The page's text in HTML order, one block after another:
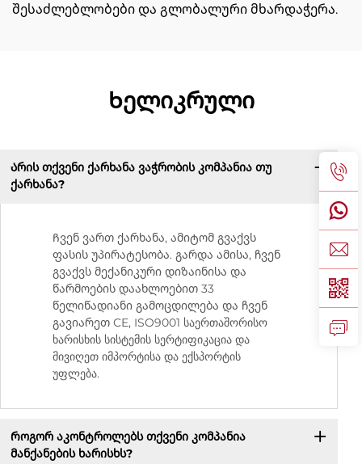
შესაძლებლობები და გლობალური მხარდაჭერა.
Ხელიკრული
Არის თქვენი ქარხანა ვაჭრობის კომპანია თუ
ქარხანა?
Ჩვენ ვართ ქარხანა, ამიტომ გვაქვს
ფასის უპირატესობა. გარდა ამისა, ჩვენ
გვაქვს მექანიკური დიზაინისა და
წარმოების დაახლოებით 33
წელიწადიანი გამოცდილება და ჩვენ
გავიარეთ CE, ISO9001 საერთაშორისო
ხარისხის სისტემის სერტიფიკაცია და
მივიღეთ იმპორტისა და ექსპორტის
უფლება.
Როგორ აკონტროლებს თქვენი კომპანია
მანქანების ხარისხს?